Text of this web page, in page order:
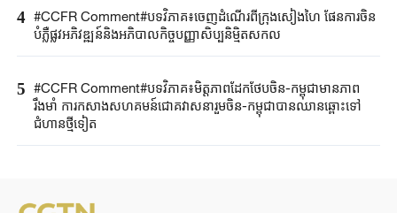
4 #CCFR ​Comment#បទវិភាគ​៖ចេញដំណើរ​ពី​ក្រុងសៀងហៃ ​ផែនការ​ចិន
បំភ្លឺផ្លូវ​អភិវឌ្ឍន៍​និង​​អភិ​បាលកិច្ច​បញ្ញាសិប្បនិម្មិត​សកល​
5 #CCFR ​Comment#បទវិភាគ​៖មិត្តភាព​ដែកថែបចិន-កម្ពុជា​មានភាព
រឹងមាំ ​ការកសាង​សហ​គម​ន៍​ជោគវាសនារួម​ចិន-កម្ពុជា​បានឈានឆ្ពោះ​ទៅ
ជំហានថ្មី​ទៀត​